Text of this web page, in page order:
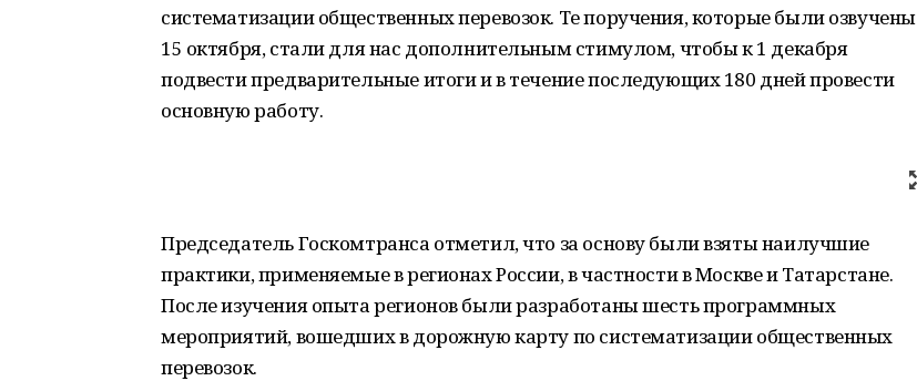
систематизации общественных перевозок. Те поручения, которые были озвучены
15 октября, стали для нас дополнительным стимулом, чтобы к 1 декабря
подвести предварительные итоги и в течение последующих 180 дней провести
основную работу.
Председатель Госкомтранса отметил, что за основу были взяты наилучшие
практики, применяемые в регионах России, в частности в Москве и Татарстане.
После изучения опыта регионов были разработаны шесть программных
мероприятий, вошедших в дорожную карту по систематизации общественных
перевозок.